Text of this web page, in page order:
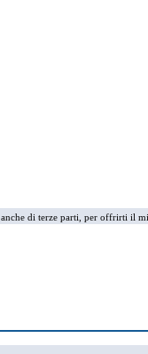
di terze parti, per offrirti il